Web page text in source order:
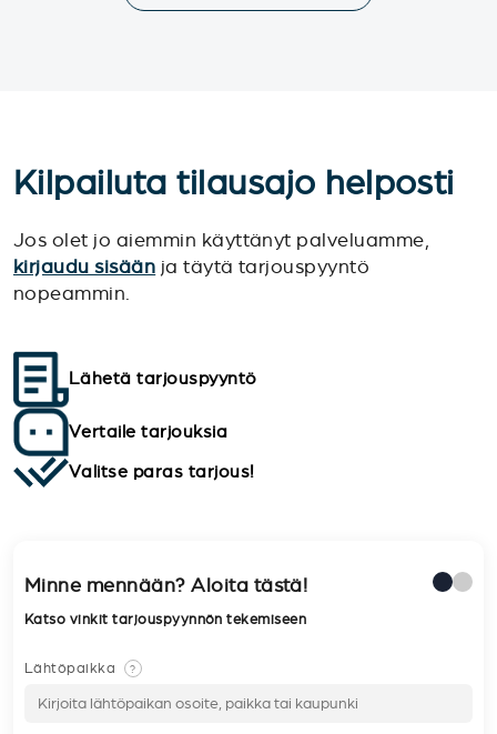
Kilpailuta tilausajo helposti
Jos olet jo aiemmin käyttänyt palveluamme,
kirjaudu sisään ja täytä tarjouspyyntö
nopeammin.
Lähetä tarjouspyyntö
Vertaile tarjouksia
Valitse paras tarjous!
Minne mennään? Aloita tästä!
Katso vinkit tarjouspyynnön tekemiseen
Lähtöpaikka ?